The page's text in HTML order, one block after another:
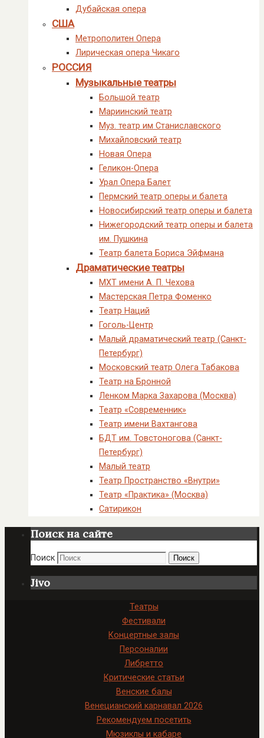
Дубайская опера
США
Метрополитен Опера
Лирическая опера Чикаго
РОССИЯ
Музыкальные театры
Большой театр
Мариинский театр
Муз. театр им Станиславского
Михайловский театр
Новая Опера
Геликон-Опера
Урал Опера Балет
Пермский театр оперы и балета
Новосибирский театр оперы и балета
Нижегородский театр оперы и балета
им. Пушкина
Театр балета Бориса Эйфмана
Драматические театры
МХТ имени А. П. Чехова
Мастерская Петра Фоменко
Театр Наций
Гоголь-Центр
Малый драматический театр (Санкт-
Петербург)
Московский театр Олега Табакова
Театр на Бронной
Ленком Марка Захарова (Москва)
Театр «Современник»
Театр имени Вахтангова
БДТ им. Товстоногова (Санкт-
Петербург)
Малый театр
Театр Пространство «Внутри»
Театр «Практика» (Москва)
Сатирикон
Поиск на сайте
Поиск Поиск
Jivo
Театры
Фестивали
Концертные залы
Персоналии
Либретто
Критические статьи
Венские балы
Венецианский карнавал 2026
Рекомендуем посетить
Мюзиклы и кабаре